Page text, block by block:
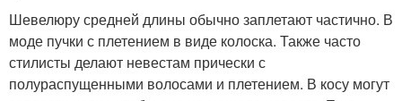
Шевелюру средней длины обычно заплетают частично. В
моде пучки с плетением в виде колоска. Также часто
стилисты делают невестам прически с
полураспущенными волосами и плетением. В косу могут